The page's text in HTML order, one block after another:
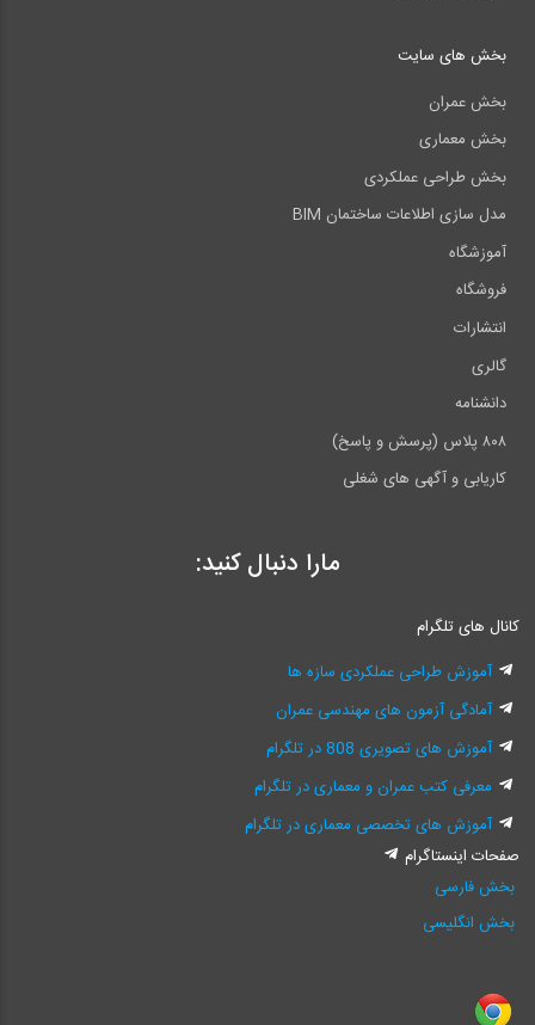
بخش های سایت
بخش عمران
بخش معماری
بخش طراحی عملکردی
مدل سازی اطلاعات ساختمان BIM
آموزشگاه
فروشگاه
انتشارات
گالری
دانشنامه
۸۰۸ پلاس (پرسش و پاسخ)
کاریابی و آگهی های شغلی
مارا دنبال کنید:
کانال های تلگرام
آموزش طراحی عملکردی سازه ها
آمادگی آزمون های مهندسی عمران
آموزش های تصویری 808 در تلگرام
معرفی کتب عمران و معماری در تلگرام
آموزش های تخصصی معماری در تلگرام
صفحات اینستاگرام
بخش فارسی
بخش انگلیسی